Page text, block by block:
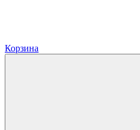
Корзина